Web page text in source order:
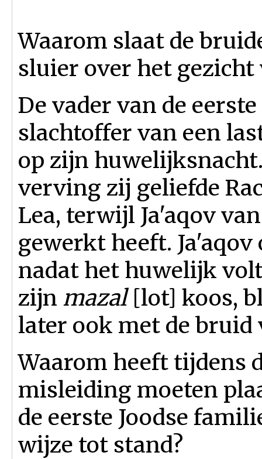
Waarom slaat de
sluier over het
De vader van de
slachtoffer van een
op zijn
verving zij geliefde
Lea, terwijl Ja'aqov
gewerkt heeft.
nadat het huwelijk
zijn mazal[lot] koos,
later ook met de bruid
Waarom heeft tijdens
misleiding moeten
de eerste Joodse
wijze tot stand?